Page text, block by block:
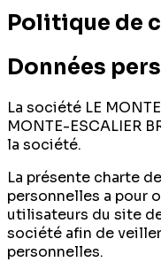
Politique de
Données
La société LE
MONTE-ESCALIER
la société.
La présente charte
personnelles a pour
utilisateurs du site
société afin de
personnelles.